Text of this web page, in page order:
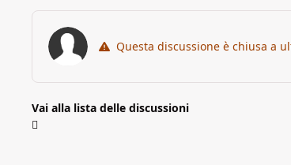
Questa discussione è chiusa a
Vai alla lista delle discussioni